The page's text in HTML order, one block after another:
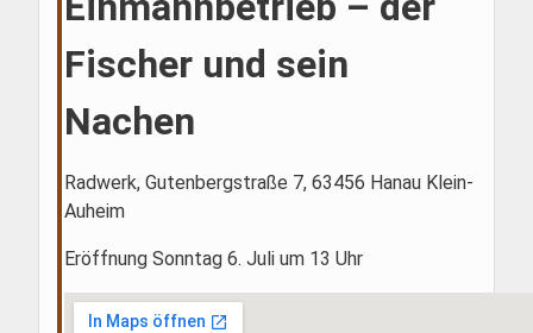
Fischer und sein
Nachen
Radwerk, Gutenbergstraße 7, 63456 Hanau Klein-
Auheim
Eröffnung Sonntag 6. Juli um 13 Uhr